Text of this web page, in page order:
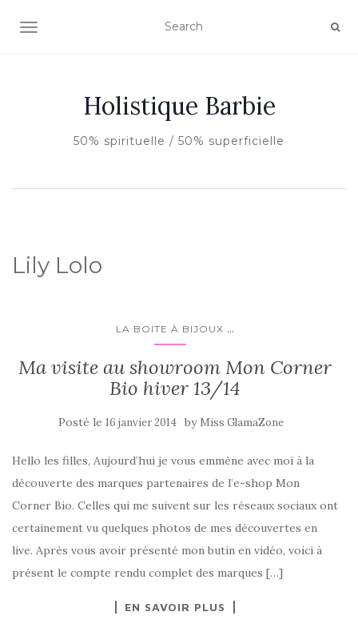
AFFICHER/MASQUER LA NAVIGATION
Holistique Barbie
50% spirituelle / 50% superficielle
Lily Lolo
LA BOITE À BIJOUX ...
Ma visite au showroom Mon Corner
Bio hiver 13/14
Posté le 16 janvier 2014 by Miss GlamaZone
Hello les filles, Aujourd’hui je vous emmène avec moi à la
découverte des marques partenaires de l’e-shop Mon
Corner Bio. Celles qui me suivent sur les réseaux sociaux ont
certainement vu quelques photos de mes découvertes en
live. Après vous avoir présenté mon butin en vidéo, voici à
présent le compte rendu complet des marques […]
EN SAVOIR PLUS